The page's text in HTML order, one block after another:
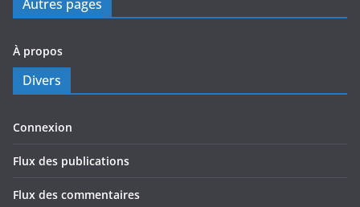
Autres pages
À propos
Divers
Connexion
Flux des publications
Flux des commentaires